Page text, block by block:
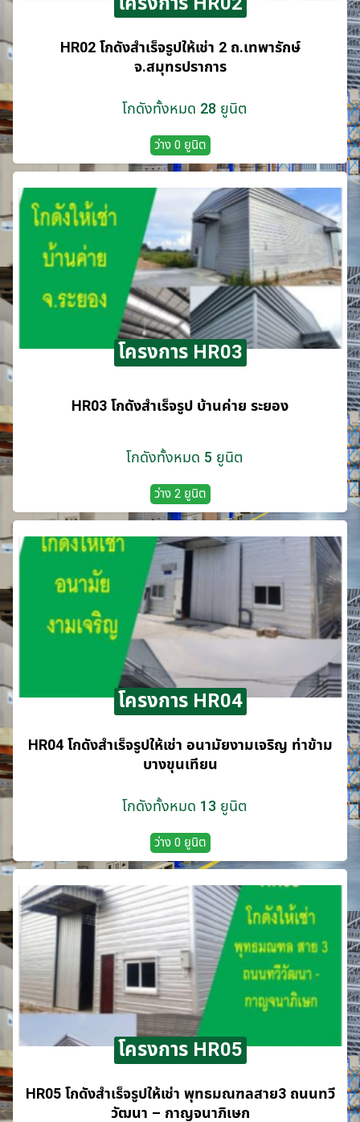
HR02 โกดังสำเร็จรูปให้เช่า 2 ถ.เทพารักษ์
จ.สมุทรปราการ
โกดังทั้งหมด 28 ยูนิต
ว่าง 0 ยูนิต
โครงการ HR03
HR03 โกดังสำเร็จรูป บ้านค่าย ระยอง
โกดังทั้งหมด 5 ยูนิต
ว่าง 2 ยูนิต
โครงการ HR04
HR04 โกดังสำเร็จรูปให้เช่า อนามัยงามเจริญ ท่าข้าม
บางขุนเทียน
โกดังทั้งหมด 13 ยูนิต
ว่าง 0 ยูนิต
โครงการ HR05
HR05 โกดังสำเร็จรูปให้เช่า พุทธมณฑลสาย3 ถนนทวี
วัฒนา – กาญจนาภิเษก